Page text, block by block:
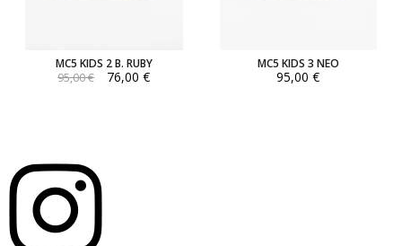
MC5 KIDS 2 B. RUBY
95,00 € 76,00 €
MC5 KIDS 3 NEO
95,00 €